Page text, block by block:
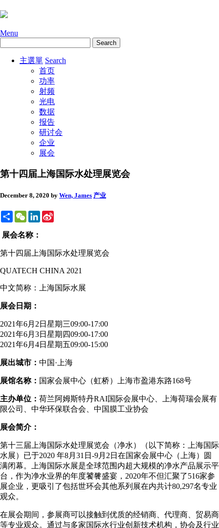
Menu
主選單 Search
首页
功率
射频
光电
数据
报告
研讨会
企业
展会
第十四届上海国际水处理展览会
December 8, 2020 by Wen, James 产业
ShareWeChatLinkedIn
展会名称：
第十四届上海国际水处理展览会
QUATECH CHINA 2021
中文简称：上海国际水展
展会日期：
2021年6月2日星期三09:00-17:00
2021年6月3日星期四09:00-17:00
2021年6月4日星期五09:00-15:00
展出城市： 中国·上海
展馆名称： 国家会展中心（虹桥）上海市盈港东路168号
主办单位： 荷兰阿姆斯特丹RAI国际会展中心、上海荷瑞会展有
限公司、中华环保联合会、中国膜工业协会
展会简介：
第十三届上海国际水处理展览会（净水）（以下简称：上海国际
水展）已于2020 年8月31日-9月2日在国家会展中心（上海）圆
满闭幕。上海国际水展是全球范围内超大规模的净水产品展示平
台，作为净水业界的年度饕餮盛宴，2020年不但汇聚了516家参
展企业，更吸引了包括世环会其他系列展在内共计80,297名专业
观众。
在展会期间，参展商可以接触到优质的经销商、代理商、贸易商
等专业观众。通过与多家国际水行业创新技术机构，协会及行业